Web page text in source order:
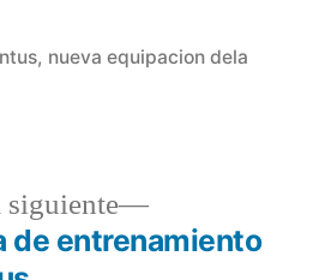
, nueva equipacion dela
siguiente
Entrada
siguiente:
de entrenamiento